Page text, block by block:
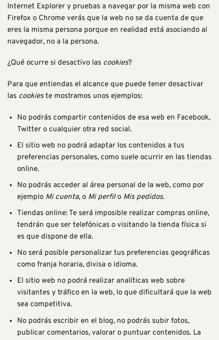
Internet Explorer y pruebas a navegar por la misma web con
Firefox o Chrome verás que la web no se da cuenta de que
eres la misma persona porque en realidad está asociando al
navegador, no a la persona.
¿Qué ocurre si desactivo las cookies?
Para que entiendas el alcance que puede tener desactivar
las cookieste mostramos unos ejemplos:
No podrás compartir contenidos de esa web en Facebook,
Twitter o cualquier otra red social.
El sitio web no podrá adaptar los contenidos a tus
preferencias personales, como suele ocurrir en las tiendas
online.
No podrás acceder al área personal de la web, como por
ejemplo Mi cuenta, o Mi perfilo Mis pedidos.
Tiendas online: Te será imposible realizar compras online,
tendrán que ser telefónicas o visitando la tienda física si
es que dispone de ella.
No será posible personalizar tus preferencias geográficas
como franja horaria, divisa o idioma.
El sitio web no podrá realizar analíticas web sobre
visitantes y tráfico en la web, lo que dificultará que la web
sea competitiva.
No podrás escribir en el blog, no podrás subir fotos,
publicar comentarios, valorar o puntuar contenidos. La